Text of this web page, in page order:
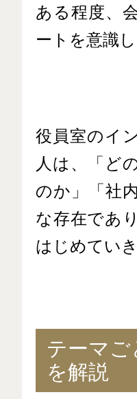
ある程度、
ートを意識
役員室のイ
人は、「ど
のか」「社
な存在であ
はじめてい
テーマ
を解説